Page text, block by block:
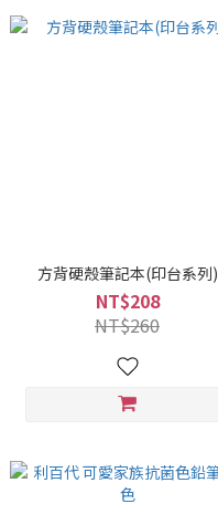
方背硬殼筆記本(印台系列)
NT$208
NT$260